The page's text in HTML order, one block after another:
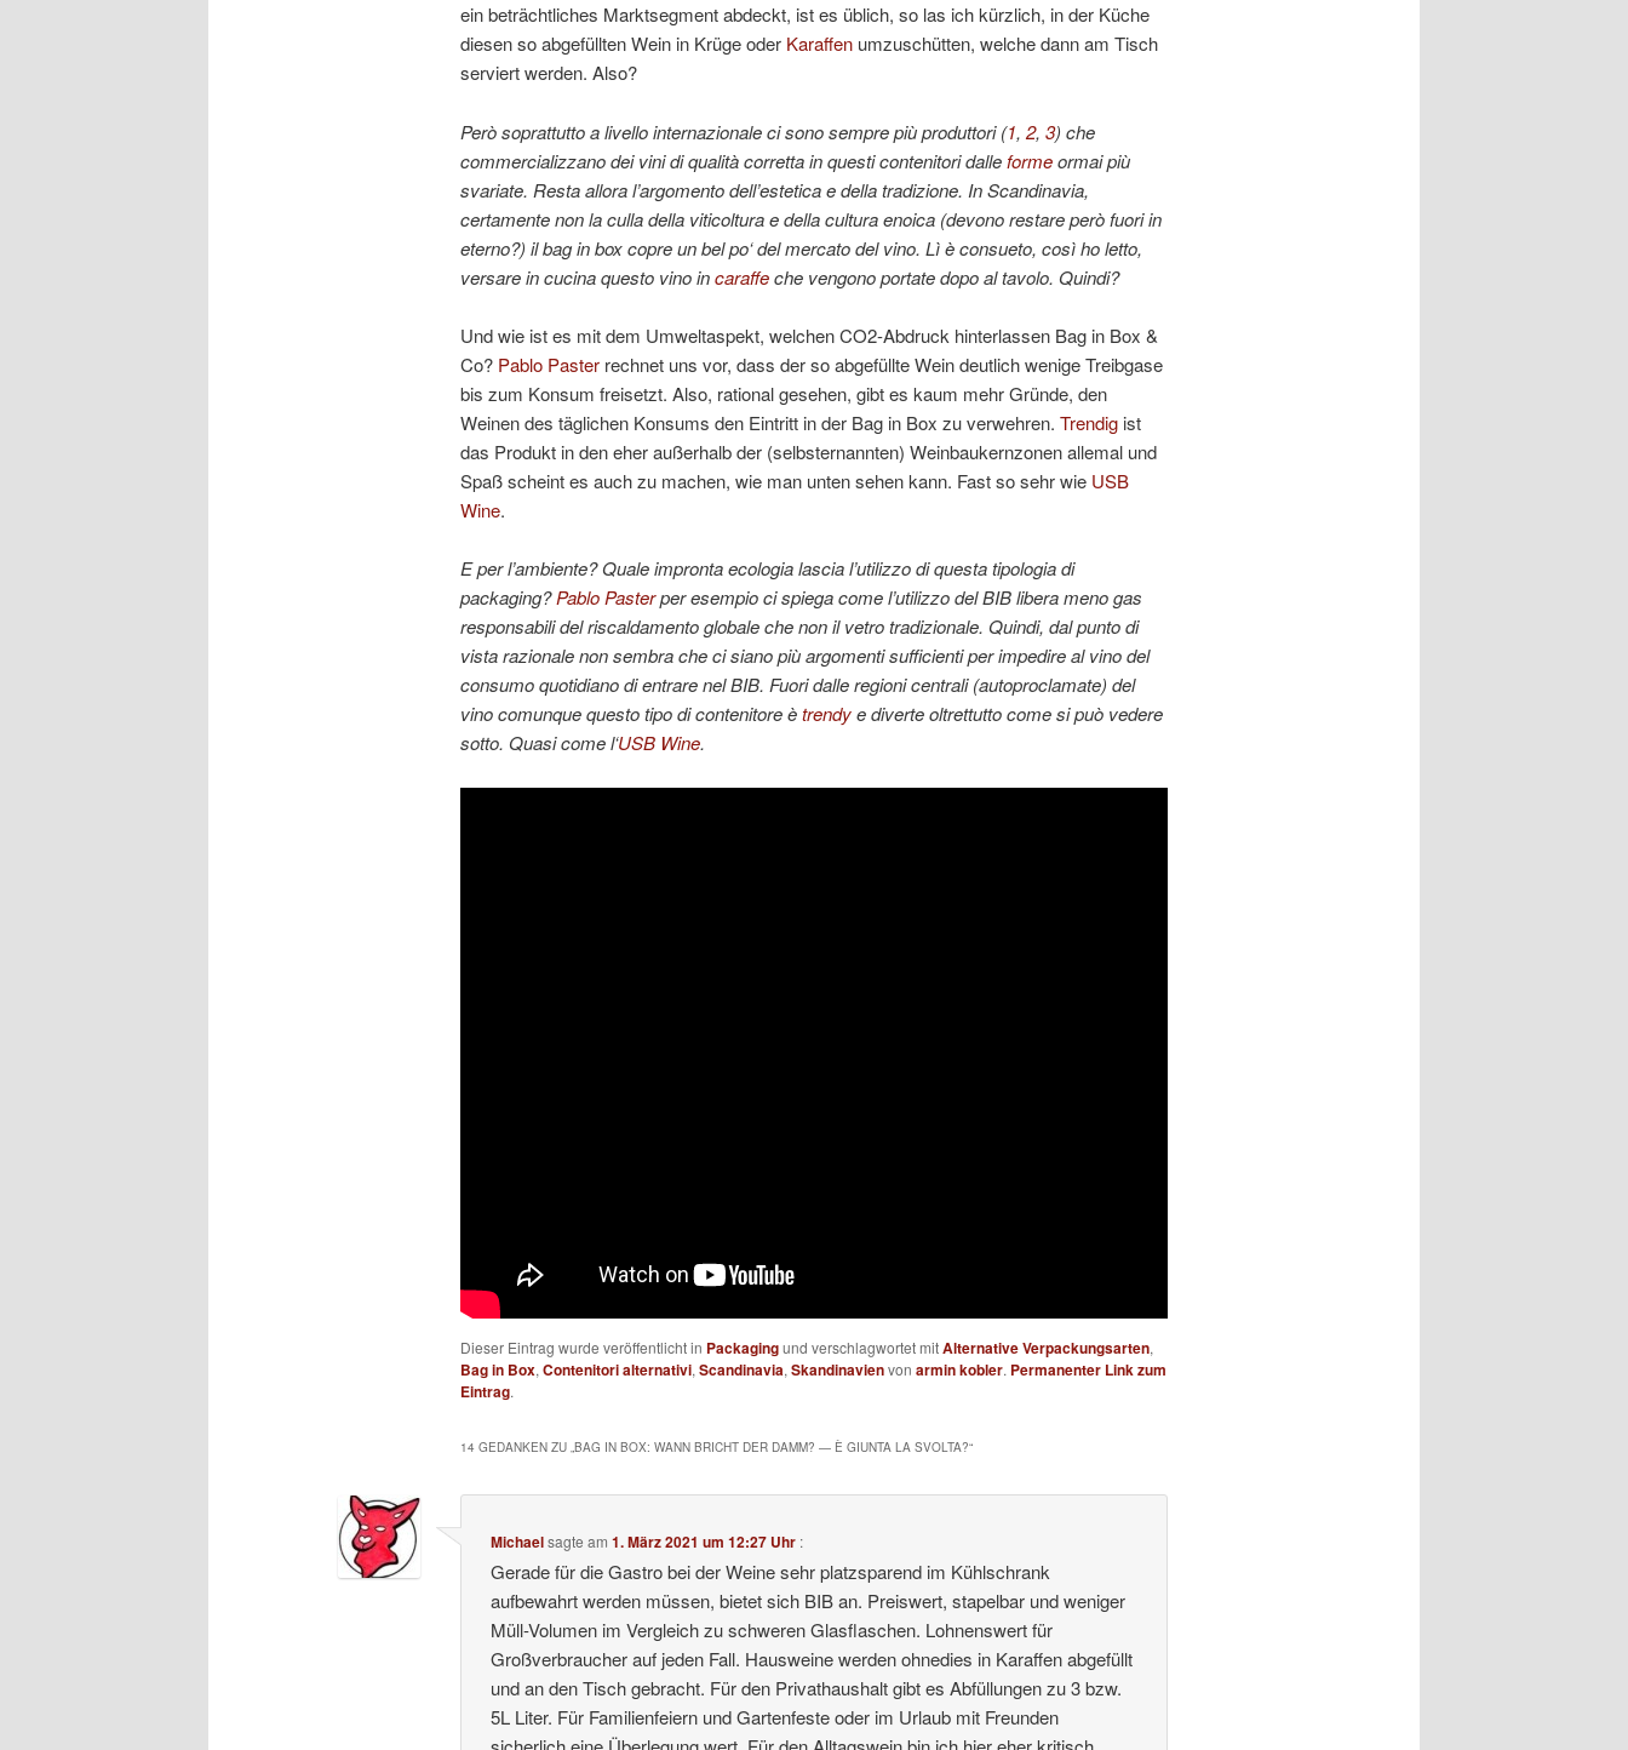
ein beträchtliches Marktsegment abdeckt, ist es üblich, so las ich kürzlich, in der Küche
diesen so abgefüllten Wein in Krüge oder Karaffenumzuschütten, welche dann am Tisch
serviert werden. Also?
Però soprattutto a livello internazionale ci sono sempre più produttori (1, 2, 3) che
commercializzano dei vini di qualità corretta in questi contenitori dalleformeormai più
svariate. Resta allora l’argomento dell’estetica e della tradizione. In Scandinavia,
certamente non la culla della viticoltura e della cultura enoica (devono restare però fuori in
eterno?) il bag in box copre un bel po‘ del mercato del vino. Lì è consueto, così ho letto,
versare in cucina questo vino incaraffeche vengono portate dopo al tavolo. Quindi?
Und wie ist es mit dem Umweltaspekt, welchen CO2-Abdruck hinterlassen Bag in Box &
Co? Pablo Pasterrechnet uns vor, dass der so abgefüllte Wein deutlich wenige Treibgase
bis zum Konsum freisetzt. Also, rational gesehen, gibt es kaum mehr Gründe, den
Weinen des täglichen Konsums den Eintritt in der Bag in Box zu verwehren. Trendigist
das Produkt in den eher außerhalb der (selbsternannten) Weinbaukernzonen allemal und
Spaß scheint es auch zu machen, wie man unten sehen kann. Fast so sehr wie USB
Wine.
E per l’ambiente? Quale impronta ecologia lascia l’utilizzo di questa tipologia di
packaging?Pablo Pasterper esempio ci spiega come l’utilizzo del BIB libera meno gas
responsabili del riscaldamento globale che non il vetro tradizionale. Quindi, dal punto di
vista razionale non sembra che ci siano più argomenti sufficienti per impedire al vino del
consumo quotidiano di entrare nel BIB. Fuori dalle regioni centrali (autoproclamate) del
vino comunque questo tipo di contenitore ètrendye diverte oltrettutto come si può vedere
sotto. Quasi come l‘USB Wine.
Dieser Eintrag wurde veröffentlicht in Packagingund verschlagwortet mitAlternative Verpackungsarten,
Bag in Box, Contenitori alternativi, Scandinavia, Skandinavienvon armin kobler. Permanenter Link zum
Eintrag.
14 GEDANKEN ZU „BAG IN BOX: WANN BRICHT DER DAMM? — È GIUNTA LA SVOLTA?“
Michaelsagte am1. März 2021 um 12:27 Uhr :
Gerade für die Gastro bei der Weine sehr platzsparend im Kühlschrank
aufbewahrt werden müssen, bietet sich BIB an. Preiswert, stapelbar und weniger
Müll-Volumen im Vergleich zu schweren Glasflaschen. Lohnenswert für
Großverbraucher auf jeden Fall. Hausweine werden ohnedies in Karaffen abgefüllt
und an den Tisch gebracht. Für den Privathaushalt gibt es Abfüllungen zu 3 bzw.
5L Liter. Für Familienfeiern und Gartenfeste oder im Urlaub mit Freunden